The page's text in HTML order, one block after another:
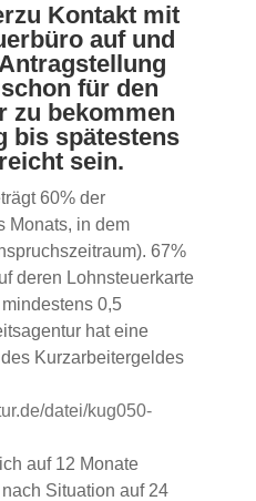
Kontakt mit
auf und
für den
zu bekommen
bis spätestens
sein.
60% der
Monats, in dem
67%
deren Lohnsteuerkarte
0,5
hat eine
Kurzarbeitergeldes
datei/kug050-
auf 12 Monate
Situation auf 24